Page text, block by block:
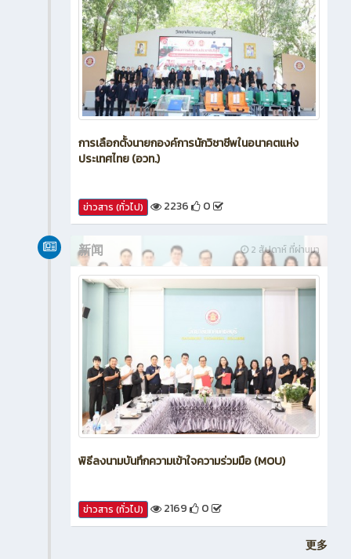
การเลือกตั้งนายกองค์การนักวิชาชีพในอนาคตแห่ง
ประเทศไทย (อวท.)
ข่าวสาร (ทั่วไป) 2236 0
2 สัปดาห์ ที่ผ่านมา
新闻
พิธีลงนามบันทึกความเข้าใจความร่วมมือ (MOU)
ข่าวสาร (ทั่วไป) 2169 0
更多